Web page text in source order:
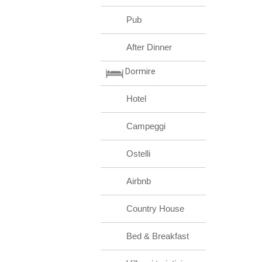
Pub
After Dinner
Dormire
Hotel
Campeggi
Ostelli
Airbnb
Country House
Bed & Breakfast